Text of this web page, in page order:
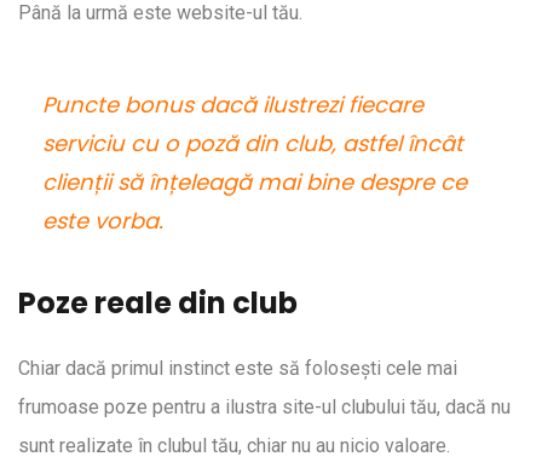
Până la urmă este website-ul tău.
Puncte bonus dacă ilustrezi fiecare
serviciu cu o poză din club, astfel încât
clienții să înțeleagă mai bine despre ce
este vorba.
Poze reale din club
Chiar dacă primul instinct este să folosești cele mai
frumoase poze pentru a ilustra site-ul clubului tău, dacă nu
sunt realizate în clubul tău, chiar nu au nicio valoare.